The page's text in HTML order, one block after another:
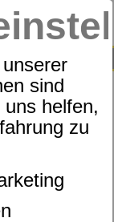
sind
helfen,
zu
SUCHE
0